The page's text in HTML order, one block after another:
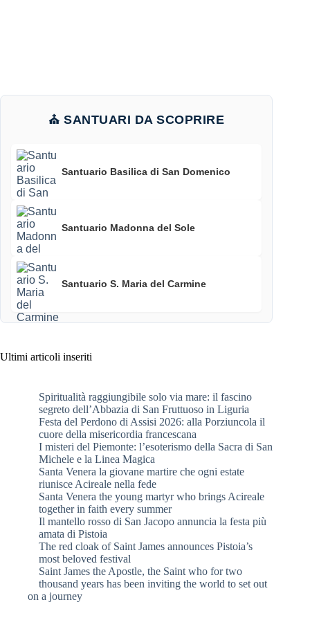
⛪ SANTUARI DA SCOPRIRE
Santuario Basilica di San Domenico
Santuario Madonna del Sole
Santuario S. Maria del Carmine
Ultimi articoli inseriti
Spiritualità raggiungibile solo via mare: il fascino
segreto dell’Abbazia di San Fruttuoso in Liguria
Festa del Perdono di Assisi 2026: alla Porziuncola il
cuore della misericordia francescana
I misteri del Piemonte: l’esoterismo della Sacra di San
Michele e la Linea Magica
Santa Venera la giovane martire che ogni estate
riunisce Acireale nella fede
Santa Venera the young martyr who brings Acireale
together in faith every summer
Il mantello rosso di San Jacopo annuncia la festa più
amata di Pistoia
The red cloak of Saint James announces Pistoia’s
most beloved festival
Saint James the Apostle, the Saint who for two
thousand years has been inviting the world to set out
on a journey